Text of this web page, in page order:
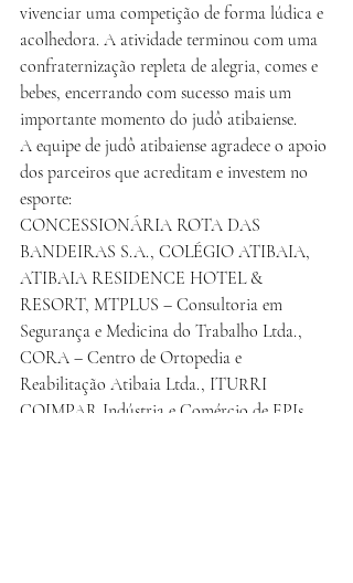
vivenciar uma competição de forma lúdica e
acolhedora. A atividade terminou com uma
confraternização repleta de alegria, comes e
bebes, encerrando com sucesso mais um
importante momento do judô atibaiense.
A equipe de judô atibaiense agradece o apoio
dos parceiros que acreditam e investem no
esporte:
CONCESSIONÁRIA ROTA DAS
BANDEIRAS S.A., COLÉGIO ATIBAIA,
ATIBAIA RESIDENCE HOTEL &
RESORT, MTPLUS – Consultoria em
Segurança e Medicina do Trabalho Ltda.,
CORA – Centro de Ortopedia e
Reabilitação Atibaia Ltda., ITURRI
COIMPAR Indústria e Comércio de EPIs